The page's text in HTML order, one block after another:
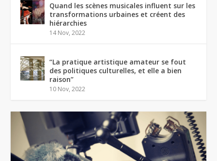
Quand les scènes musicales influent sur les
transformations urbaines et créent des
hiérarchies
14 Nov, 2022
“La pratique artistique amateur se fout
des politiques culturelles, et elle a bien
raison”
10 Nov, 2022